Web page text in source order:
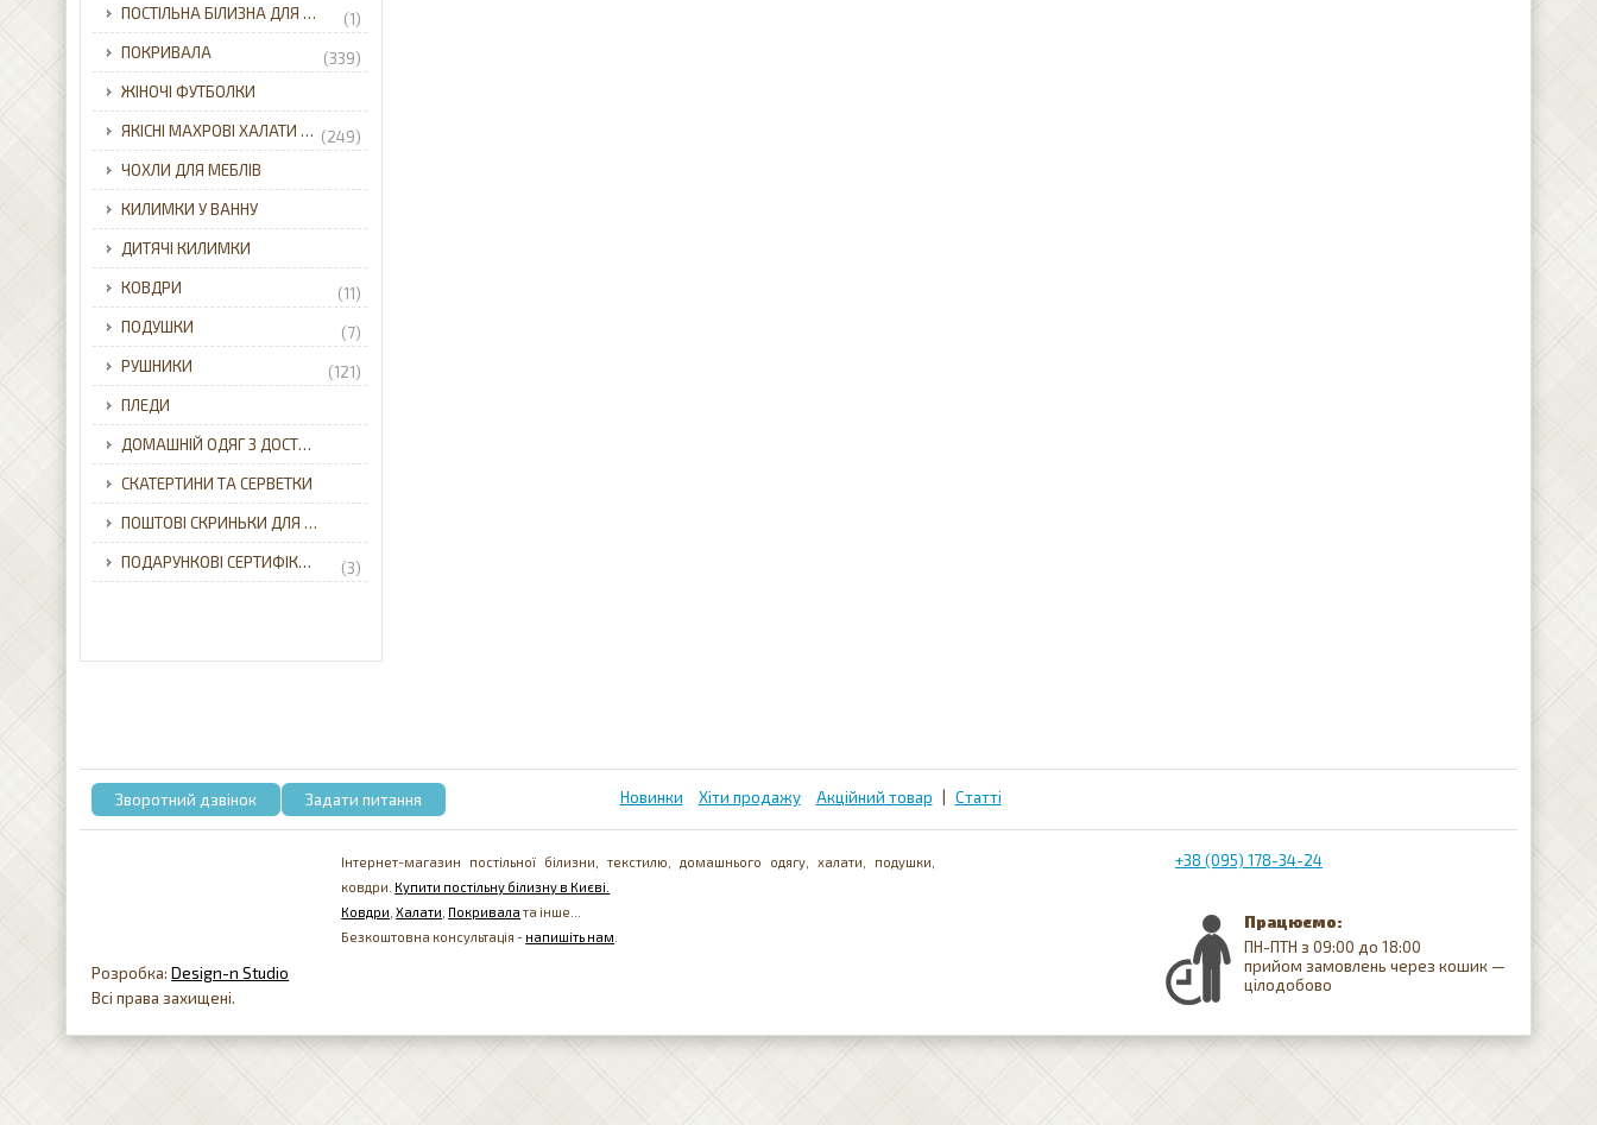
ПОСТІЛЬНА БІЛИЗНА ДЛЯ НЕМОВЛЯТ
(1)
ПОКРИВАЛА
(339)
ЖІНОЧІ ФУТБОЛКИ
ЯКІСНІ МАХРОВІ ХАЛАТИ ДЛЯ ВСІЄЇ РОДИНИ З ДОСТАВКОЮ ПО УКРАЇНІ. (249)
ЧОХЛИ ДЛЯ МЕБЛІВ
КИЛИМКИ У ВАННУ
ДИТЯЧІ КИЛИМКИ
КОВДРИ
(11)
ПОДУШКИ
(7)
РУШНИКИ
(121)
ПЛЕДИ
ДОМАШНІЙ ОДЯГ З ДОСТАВКОЮ ПО УКРАЇНІ.
СКАТЕРТИНИ ТА СЕРВЕТКИ
ПОШТОВІ СКРИНЬКИ ДЛЯ ПРИВАТНОГО БУДИНКУ З ДОСТАВКОЮ ПО УКРАЇНІ.
ПОДАРУНКОВІ СЕРТИФІКАТИ (3)
Новинки Хіти продажу Акційний товар Статті
+38 (095) 178-34-24
Зворотний дзвінок Задати питання
Працюємо:
ПН-ПТН з 09:00 до 18:00
прийом замовлень через кошик —
цілодобово
Інтернет-магазин постільної білизни, текстилю, домашнього одягу, халати, подушки,
ковдри. Купити постільну білизну в Києві.
Ковдри ,Халати Покривала та інше...
Безкоштовна консультація - напишіть нам
Розробка:Design-n Studio
Всі права захищені.